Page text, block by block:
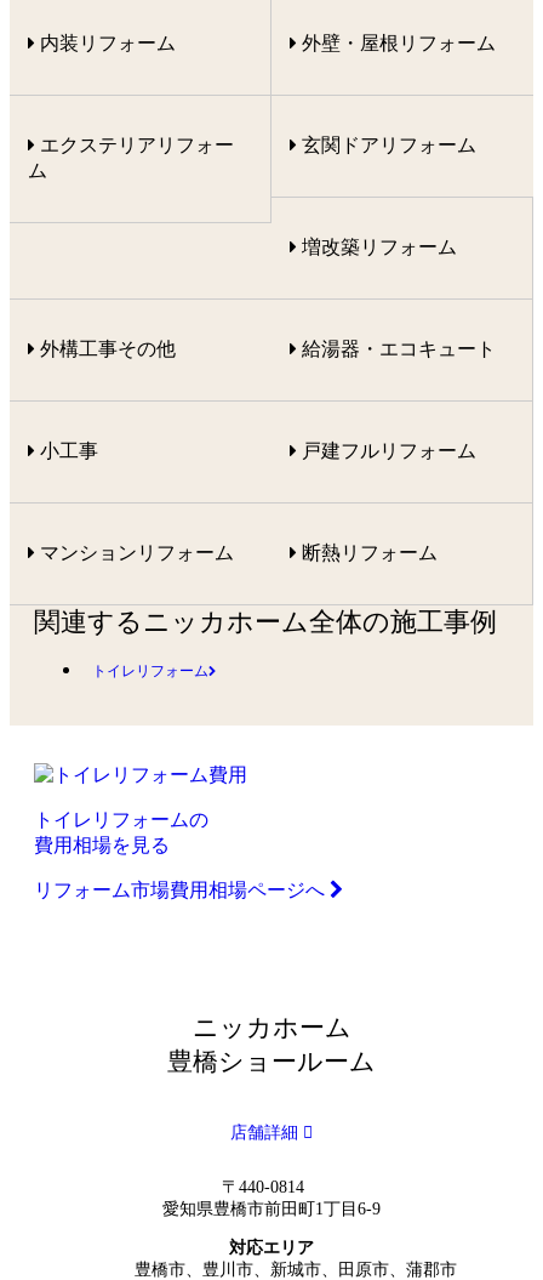
内装リフォーム 外壁・屋根リフォーム
エクステリアリフォー
ム
玄関ドアリフォーム
増改築リフォーム
外構工事その他 給湯器・エコキュート
小工事 戸建フルリフォーム
マンションリフォーム 断熱リフォーム
関連するニッカホーム全体の施工事例
トイレリフォーム
トイレリフォームの
費用相場を見る
リフォーム市場費用相場ページへ
ニッカホーム
豊橋ショールーム
店舗詳細
〒440-0814
愛知県豊橋市前田町1丁目6-9
対応エリア
豊橋市、豊川市、新城市、田原市、蒲郡市